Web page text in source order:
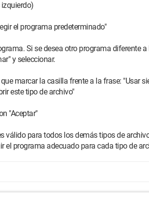
izquierdo)
el programa predeterminado"
Si se desea otro programa diferente
y seleccionar.
marcar la casilla frente a la frase: "Usar
este tipo de archivo"
"Aceptar"
válido para todos los demás tipos de
el programa adecuado para cada tipo de